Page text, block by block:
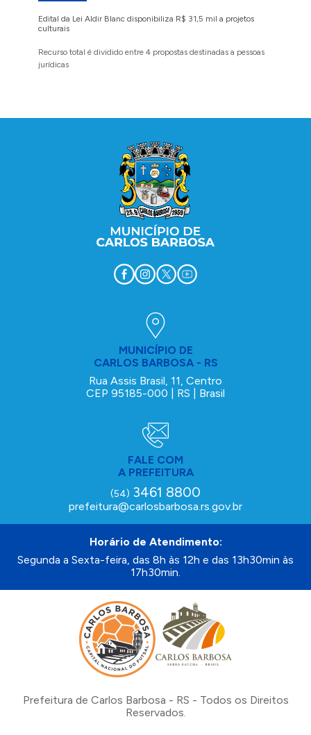
Edital da Lei Aldir Blanc disponibiliza R$ 31,5 mil a projetos
culturais
Recurso total é dividido entre 4 propostas destinadas a pessoas
jurídicas
MUNICÍPIO DE
CARLOS BARBOSA - RS
Rua Assis Brasil, 11, Centro
CEP 95185-000 | RS | Brasil
FALE COM
A PREFEITURA
(54) 3461 8800
prefeitura@carlosbarbosa.rs.gov.br
Horário de Atendimento:
Segunda a Sexta-feira, das 8h às 12h e das 13h30min às
17h30min.
Prefeitura de Carlos Barbosa - RS - Todos os Direitos
Reservados.